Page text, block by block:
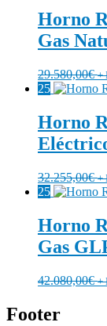
Horno
Gas
29.580,00€ +
25
Horno
32.255,00€ +
25
Horno
Gas
42.080,00€ +
Footer